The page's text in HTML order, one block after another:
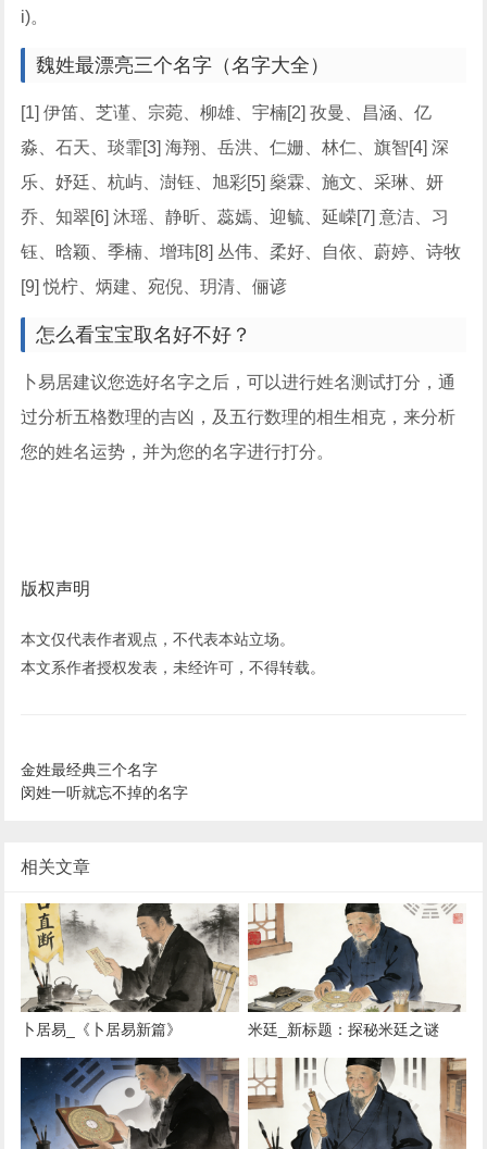
i)。
魏姓最漂亮三个名字（名字大全）
[1] 伊笛、芝谨、宗菀、柳雄、宇楠[2] 孜曼、昌涵、亿
淼、石天、琰霏[3] 海翔、岳洪、仁姗、林仁、旗智[4] 深
乐、妤廷、杭屿、澍钰、旭彩[5] 燊霖、施文、采琳、妍
乔、知翠[6] 沐瑶、静昕、蕊嫣、迎毓、延嵘[7] 意洁、习
钰、晗颖、季楠、增玮[8] 丛伟、柔好、自依、蔚婷、诗牧
[9] 悦柠、炳建、宛倪、玥清、俪谚
怎么看宝宝取名好不好？
卜易居建议您选好名字之后，可以进行姓名测试打分，通
过分析五格数理的吉凶，及五行数理的相生相克，来分析
您的姓名运势，并为您的名字进行打分。
版权声明
本文仅代表作者观点，不代表本站立场。
本文系作者授权发表，未经许可，不得转载。
金姓最经典三个名字
闵姓一听就忘不掉的名字
相关文章
卜居易_《卜居易新篇》 米廷_新标题：探秘米廷之谜